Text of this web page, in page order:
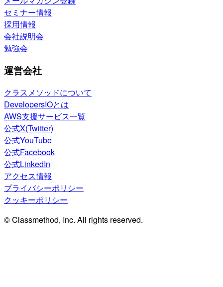
セミナー情報
採用情報
会社説明会
勉強会
運営会社
クラスメソッドについて
DevelopersIOとは
AWS支援サービス一覧
公式X(Twitter)
公式YouTube
公式Facebook
公式LinkedIn
アクセス情報
プライバシーポリシー
クッキーポリシー
© Classmethod, Inc. All rights reserved.